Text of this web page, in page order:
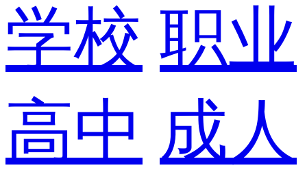
学校 职业
高中 成人